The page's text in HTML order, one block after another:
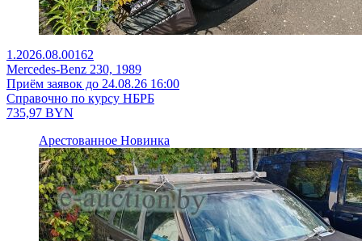
1.2026.08.00162
Mercedes-Benz 230, 1989
Приём заявок до 24.08.26 16:00
Справочно по курсу НБРБ
735,97 BYN
Арестованное Новинка